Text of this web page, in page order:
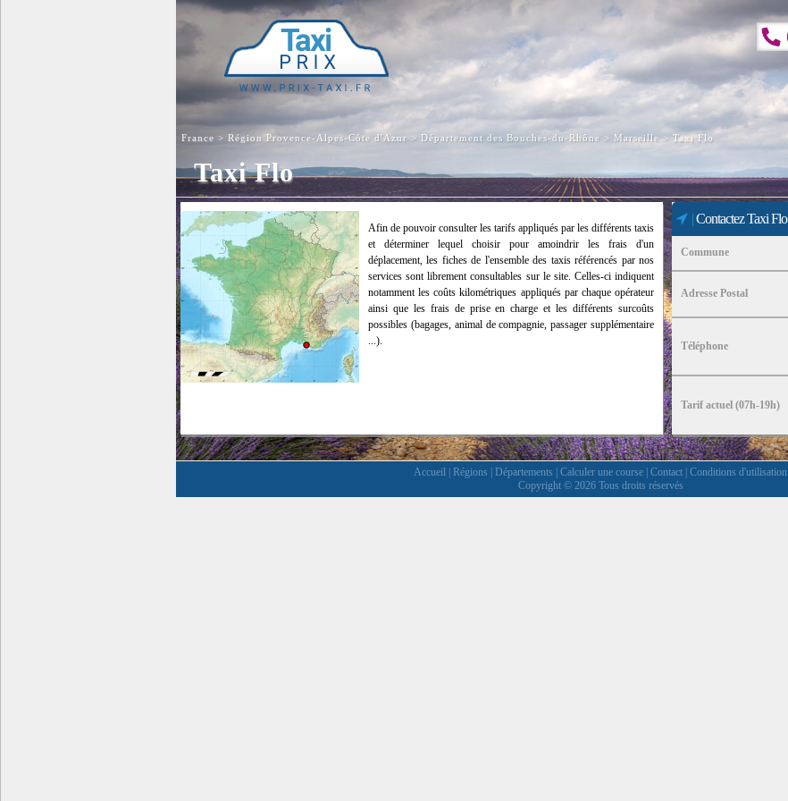
France > Région Provence-Alpes-Côte d'Azur > Département des Bouches-du-Rhône > Marseille> Taxi Flo
Taxi Flo
Afin de pouvoir consulter les tarifs appliqués par les différents taxis
et déterminer lequel choisir pour amoindrir les frais d'un
déplacement, les fiches de l'ensemble des taxis référencés par nos
services sont librement consultables sur le site. Celles-ci indiquent
notamment les coûts kilométriques appliqués par chaque opérateur
ainsi que les frais de prise en charge et les différents surcoûts
possibles (bagages, animal de compagnie, passager supplémentaire
...).
|Contactez Taxi Flo
Commune
Adresse Postal
Téléphone
Tarif actuel (07h-19h)
Accueil Régions Départements Calculer une course Contact Conditions d'utilisation
Copyright © 2026 Tous droits réservés